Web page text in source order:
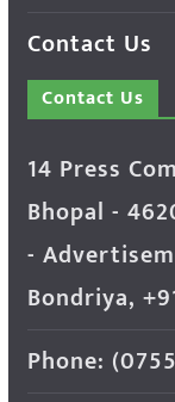
Contact Us
Contact Us
14 Press
Bhopal -
-
Bondriya,
Phone: